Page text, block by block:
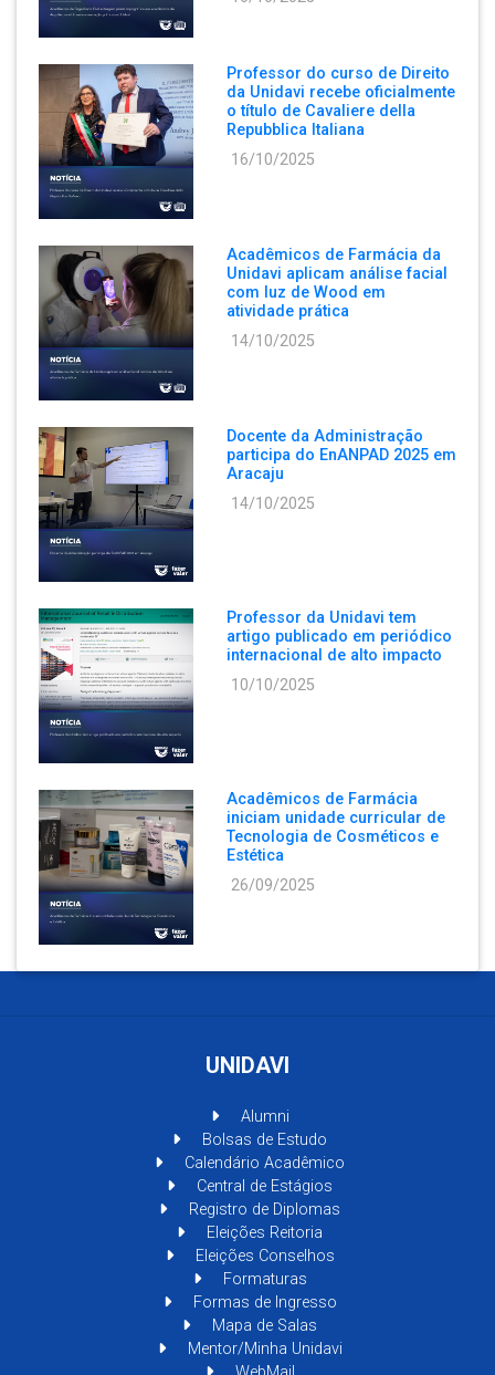
Professor do curso de Direito
da Unidavi recebe oficialmente
o título de Cavaliere della
Repubblica Italiana
16/10/2025
Acadêmicos de Farmácia da
Unidavi aplicam análise facial
com luz de Wood em
atividade prática
14/10/2025
Docente da Administração
participa do EnANPAD 2025 em
Aracaju
14/10/2025
Professor da Unidavi tem
artigo publicado em periódico
internacional de alto impacto
10/10/2025
Acadêmicos de Farmácia
iniciam unidade curricular de
Tecnologia de Cosméticos e
Estética
26/09/2025
UNIDAVI
Alumni
Bolsas de Estudo
Calendário Acadêmico
Central de Estágios
Registro de Diplomas
Eleições Reitoria
Eleições Conselhos
Formaturas
Formas de Ingresso
Mapa de Salas
Mentor/Minha Unidavi